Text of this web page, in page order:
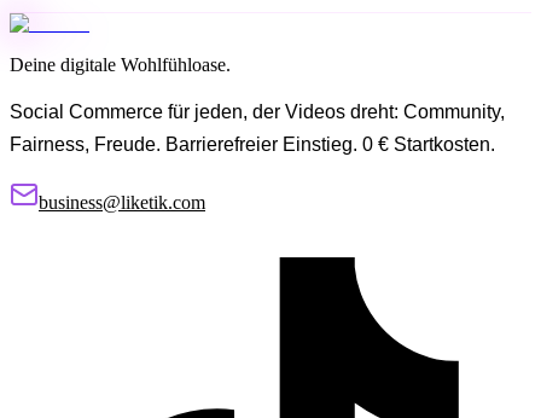
Deine digitale Wohlfühloase.
Social Commerce für jeden, der Videos dreht: Community,
Fairness, Freude. Barrierefreier Einstieg. 0 € Startkosten.
business@liketik.com